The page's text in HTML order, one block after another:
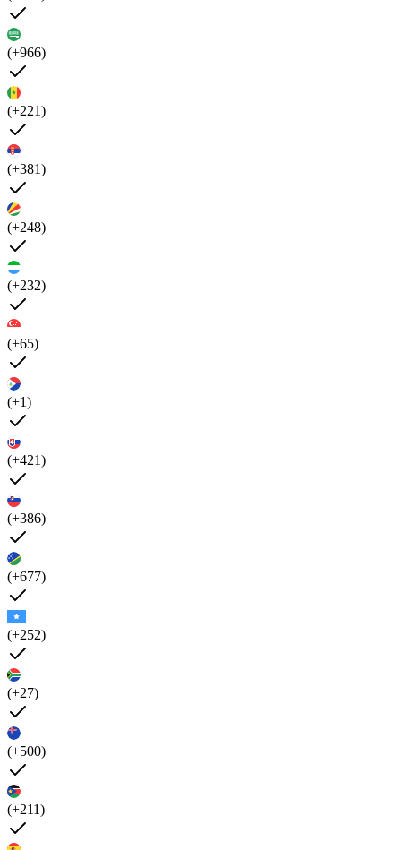
(+966)
(+221)
(+381)
(+248)
(+232)
(+65)
(+1)
(+421)
(+386)
(+677)
(+252)
(+27)
(+500)
(+211)